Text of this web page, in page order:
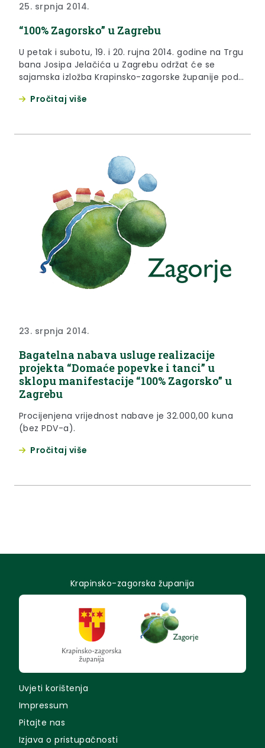
25. srpnja 2014.
“100% Zagorsko” u Zagrebu
U petak i subotu, 19. i 20. rujna 2014. godine na Trgu
bana Josipa Jelačića u Zagrebu održat će se
sajamska izložba Krapinsko-zagorske županije pod
Pročitaj više
23. srpnja 2014.
Bagatelna nabava usluge realizacije
projekta “Domaće popevke i tanci” u
sklopu manifestacije “100% Zagorsko” u
Zagrebu
Procijenjena vrijednost nabave je 32.000,00 kuna
(bez PDV-a).
Pročitaj više
Krapinsko-zagorska županija
Uvjeti korištenja
Impressum
Pitajte nas
Izjava o pristupačnosti